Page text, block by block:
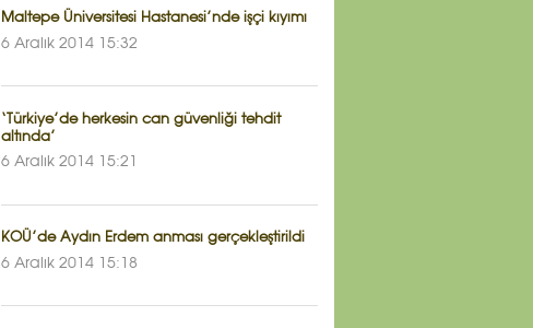
Maltepe Üniversitesi Hastanesi’nde işçi kıyımı
6 Aralık 2014 15:32
‘Türkiye’de herkesin can güvenliği tehdit
altında’
6 Aralık 2014 15:21
KOÜ’de Aydın Erdem anması gerçekleştirildi
6 Aralık 2014 15:18